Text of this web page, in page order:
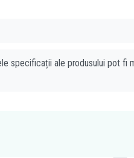
specificații ale produsului pot